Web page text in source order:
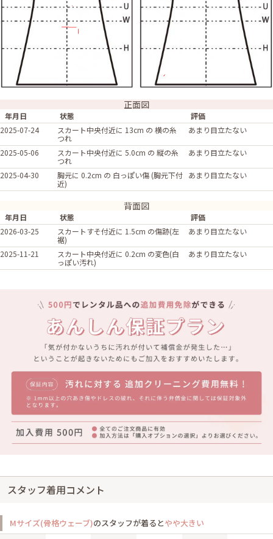
正面図
年月日 状態
評価
2025-07-24
スカート中央付近に 13cm の 横の糸
つれ
あまり目立たない
2025-05-06
スカート中央付近に 5.0cm の 縦の糸
つれ
あまり目立たない
2025-04-30
胸元に 0.2cm の 白っぽい傷 (胸元下付
近)
あまり目立たない
背面図
年月日 状態
評価
2026-03-25
スカートすそ付近に 1.5cm の傷跡(左
裾)
あまり目立たない
2025-11-21
スカート中央付近に 0.2cm の変色(白
っぽい汚れ)
あまり目立たない
スタッフ着用コメント
Mサイズ(骨格ウェーブ)のスタッフが着るとやや大きい